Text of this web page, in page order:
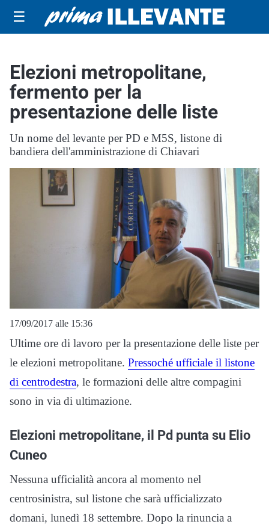
☰
Elezioni metropolitane,
fermento per la
presentazione delle liste
Un nome del levante per PD e M5S, listone di
bandiera dell'amministrazione di Chiavari
17/09/2017 alle 15:36
Ultime ore di lavoro per la presentazione delle liste per
le elezioni metropolitane. Pressoché ufficiale il listone
di centrodestra, le formazioni delle altre compagini
sono in via di ultimazione.
Elezioni metropolitane, il Pd punta su Elio
Cuneo
Nessuna ufficialità ancora al momento nel
centrosinistra, sul listone che sarà ufficializzato
domani, lunedì 18 settembre. Dopo la rinuncia a